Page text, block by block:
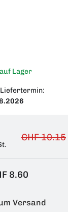
Lager
CHF 10.15
8.60
Versand